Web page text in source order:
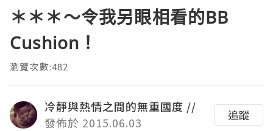
＊＊＊～令我另眼相看的BB
Cushion！
瀏覽次數:482
冷靜與熱情之間的無重國度 //
發佈於 2015.06.03
追蹤